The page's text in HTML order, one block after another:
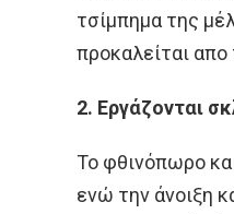
τσίμπημα της
προκαλείται απο
2. Εργάζονται
Το φθινόπωρο
ενώ την άνοιξη